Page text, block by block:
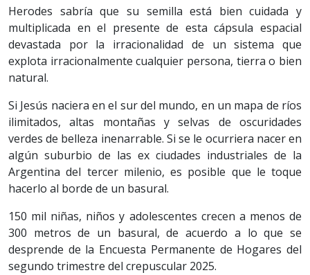
Herodes sabría que su semilla está bien cuidada y
multiplicada en el presente de esta cápsula espacial
devastada por la irracionalidad de un sistema que
explota irracionalmente cualquier persona, tierra o bien
natural.
Si Jesús naciera en el sur del mundo, en un mapa de ríos
ilimitados, altas montañas y selvas de oscuridades
verdes de belleza inenarrable. Si se le ocurriera nacer en
algún suburbio de las ex ciudades industriales de la
Argentina del tercer milenio, es posible que le toque
hacerlo al borde de un basural.
150 mil niñas, niños y adolescentes crecen a menos de
300 metros de un basural, de acuerdo a lo que se
desprende de la Encuesta Permanente de Hogares del
segundo trimestre del crepuscular 2025.